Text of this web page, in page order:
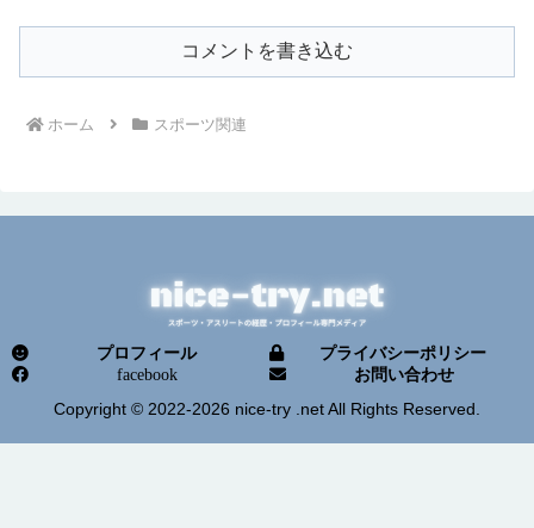
コメントを書き込む
ホーム スポーツ関連
プロフィール
プライバシーポリシー
facebook
お問い合わせ
Copyright © 2022-2026 nice-try .net All Rights Reserved.